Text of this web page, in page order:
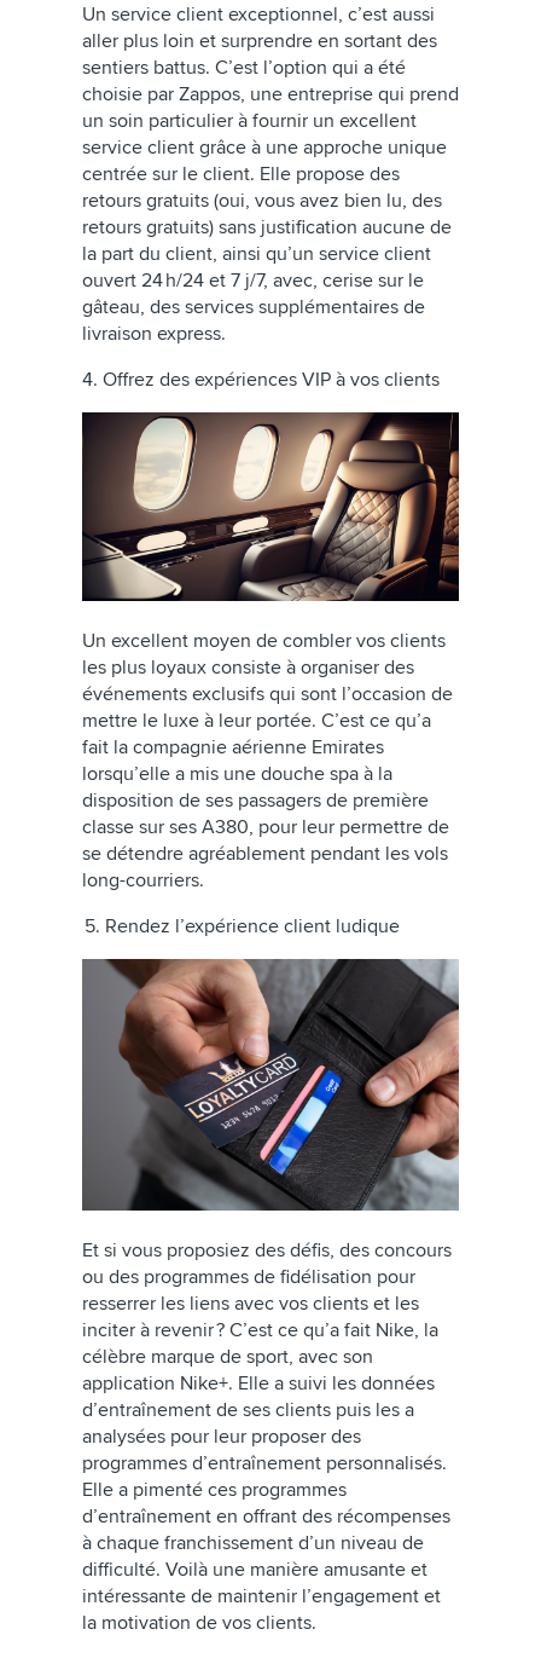
Un service client exceptionnel, c’est aussi
aller plus loin et surprendre en sortant des
sentiers battus. C’est l’option qui a été
choisie par Zappos, une entreprise qui prend
un soin particulier à fournir un excellent
service client grâce à une approche unique
centrée sur le client. Elle propose des
retours gratuits (oui, vous avez bien lu, des
retours gratuits) sans justification aucune de
la part du client, ainsi qu’un service client
ouvert 24 h/24 et 7 j/7, avec, cerise sur le
gâteau, des services supplémentaires de
livraison express.
4. Offrez des expériences VIP à vos clients
Un excellent moyen de combler vos clients
les plus loyaux consiste à organiser des
événements exclusifs qui sont l’occasion de
mettre le luxe à leur portée. C’est ce qu’a
fait la compagnie aérienne Emirates
lorsqu’elle a mis une douche spa à la
disposition de ses passagers de première
classe sur ses A380, pour leur permettre de
se détendre agréablement pendant les vols
long-courriers.
5. Rendez l’expérience client ludique
Et si vous proposiez des défis, des concours
ou des programmes de fidélisation pour
resserrer les liens avec vos clients et les
inciter à revenir ? C’est ce qu’a fait Nike, la
célèbre marque de sport, avec son
application Nike+. Elle a suivi les données
d’entraînement de ses clients puis les a
analysées pour leur proposer des
programmes d’entraînement personnalisés.
Elle a pimenté ces programmes
d’entraînement en offrant des récompenses
à chaque franchissement d’un niveau de
difficulté. Voilà une manière amusante et
intéressante de maintenir l’engagement et
la motivation de vos clients.